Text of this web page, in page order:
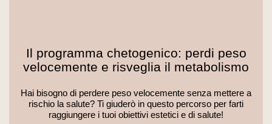
Il programma chetogenico: perdi peso
velocemente e risveglia il metabolismo
Hai bisogno di perdere peso velocemente senza mettere a
rischio la salute? Ti giuderò in questo percorso per farti
raggiungere i tuoi obiettivi estetici e di salute!